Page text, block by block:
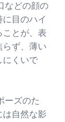
などの顔の
目のハイ
ことが、表
ず、薄い
にくいで
ーズのた
自然な影